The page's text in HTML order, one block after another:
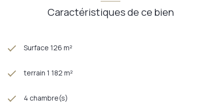
Caractéristiques de ce bien
Surface 126 m²
terrain 1 182 m²
4 chambre(s)